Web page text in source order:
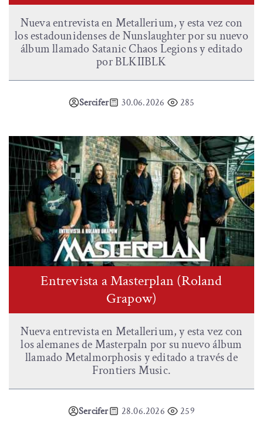
Nueva entrevista en Metallerium, y esta vez con
los estadounidenses de Nunslaughter por su nuevo
álbum llamado Satanic Chaos Legions y editado
por BLKIIBLK
Sercifer 30.06.2026 285
Entrevista a Masterplan (Roland
Grapow)
Nueva entrevista en Metallerium, y esta vez con
los alemanes de Masterpaln por su nuevo álbum
llamado Metalmorphosis y editado a través de
Frontiers Music.
Sercifer 28.06.2026 259